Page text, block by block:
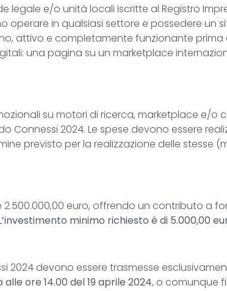
legale e/o unità locali iscritte al Registro
operare in qualsiasi settore e possedere un
attivo e completamente funzionante prima
una pagina su un marketplace
su motori di ricerca, marketplace e/o
Connessi 2024. Le spese devono essere
previsto per la realizzazione delle stesse
euro, offrendo un contributo a
minimo richiesto è di 5.000,00
2024 devono essere trasmesse
ore 14.00 del 19 aprile 2024, o comunque